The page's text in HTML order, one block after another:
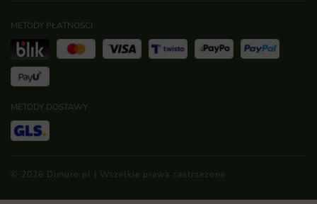
METODY PŁATNOŚCI
METODY DOSTAWY
© 2026 Dimuro.pl | Wszelkie prawa zastrzeżone